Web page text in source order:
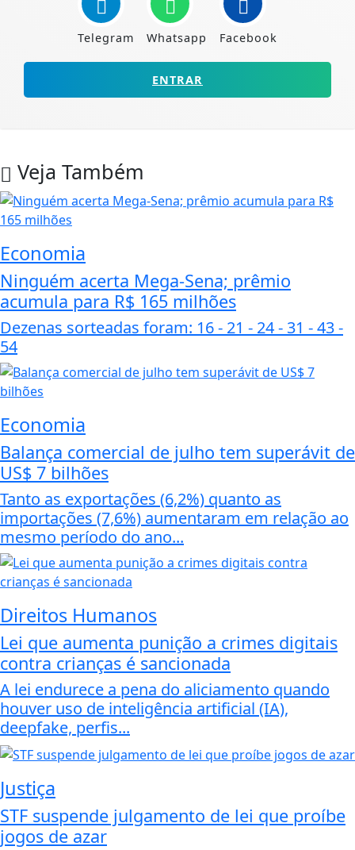
Telegram Whatsapp Facebook
ENTRAR
Veja Também
Economia
Ninguém acerta Mega-Sena; prêmio
acumula para R$ 165 milhões
Dezenas sorteadas foram: 16 - 21 - 24 - 31 - 43 -
54
Economia
Balança comercial de julho tem superávit de
US$ 7 bilhões
Tanto as exportações (6,2%) quanto as
importações (7,6%) aumentaram em relação ao
mesmo período do ano...
Direitos Humanos
Lei que aumenta punição a crimes digitais
contra crianças é sancionada
A lei endurece a pena do aliciamento quando
houver uso de inteligência artificial (IA),
deepfake, perfis...
Justiça
STF suspende julgamento de lei que proíbe
jogos de azar